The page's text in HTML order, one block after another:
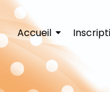
Accueil